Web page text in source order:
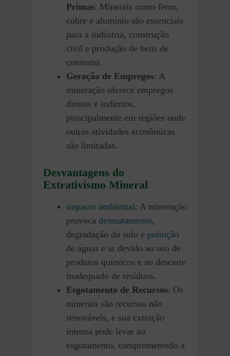
Primas: Minerais como ferro,
cobre e alumínio são essenciais
para a indústria, construção
civil e produção de bens de
consumo.
Geração de Empregos: A
mineração oferece empregos
diretos e indiretos,
principalmente em regiões onde
outras atividades econômicas
são limitadas.
Desvantagens do
Extrativismo Mineral
impacto ambiental : A mineração
provoca desmatamento,
degradação do solo e poluição
de águas e ar devido ao uso de
produtos químicos e ao descarte
inadequado de resíduos.
Esgotamento de Recursos: Os
minerais são recursos não
renováveis, e sua extração
intensa pode levar ao
esgotamento, comprometendo a